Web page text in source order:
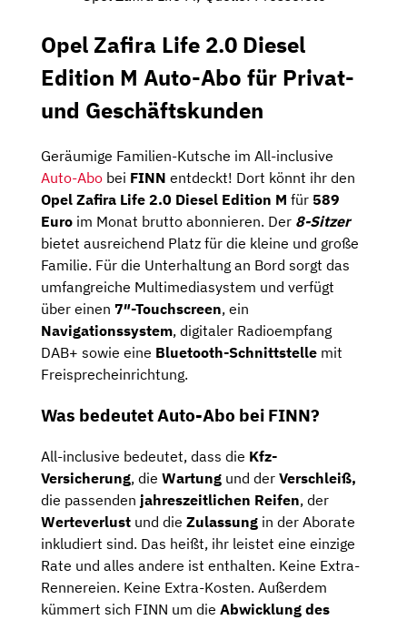
Opel Zafira Life 2.0 Diesel
Edition M Auto-Abo für Privat-
und Geschäftskunden
Geräumige Familien-Kutsche im All-inclusive
Auto-Abo bei FINN entdeckt! Dort könnt ihr den
Opel Zafira Life 2.0 Diesel Edition M für 589
Euro im Monat brutto abonnieren. Der 8-Sitzer
bietet ausreichend Platz für die kleine und große
Familie. Für die Unterhaltung an Bord sorgt das
umfangreiche Multimediasystem und verfügt
über einen 7″-Touchscreen, ein
Navigationssystem, digitaler Radioempfang
DAB+ sowie eine Bluetooth-Schnittstelle mit
Freisprecheinrichtung.
Was bedeutet Auto-Abo bei FINN?
All-inclusive bedeutet, dass die Kfz-
Versicherung, die Wartung und der Verschleiß,
die passenden jahreszeitlichen Reifen, der
Werteverlust und die Zulassung in der Aborate
inkludiert sind. Das heißt, ihr leistet eine einzige
Rate und alles andere ist enthalten. Keine Extra-
Rennereien. Keine Extra-Kosten. Außerdem
kümmert sich FINN um die Abwicklung des